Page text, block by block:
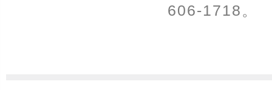
606-1718。